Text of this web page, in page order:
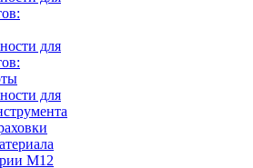
для
для